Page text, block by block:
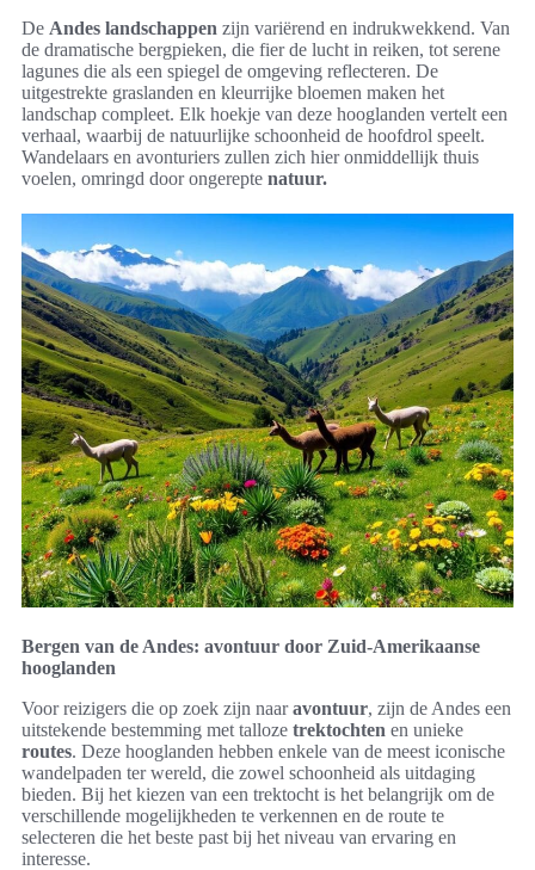
De Andes landschappen zijn variërend en indrukwekkend. Van
de dramatische bergpieken, die fier de lucht in reiken, tot serene
lagunes die als een spiegel de omgeving reflecteren. De
uitgestrekte graslanden en kleurrijke bloemen maken het
landschap compleet. Elk hoekje van deze hooglanden vertelt een
verhaal, waarbij de natuurlijke schoonheid de hoofdrol speelt.
Wandelaars en avonturiers zullen zich hier onmiddellijk thuis
voelen, omringd door ongerepte natuur.
Bergen van de Andes: avontuur door Zuid-Amerikaanse
hooglanden
Voor reizigers die op zoek zijn naaravontuur, zijn de Andes een
uitstekende bestemming met talloze trektochten en unieke
routes. Deze hooglanden hebben enkele van de meest iconische
wandelpaden ter wereld, die zowel schoonheid als uitdaging
bieden. Bij het kiezen van een trektocht is het belangrijk om de
verschillende mogelijkheden te verkennen en de route te
selecteren die het beste past bij het niveau van ervaring en
interesse.